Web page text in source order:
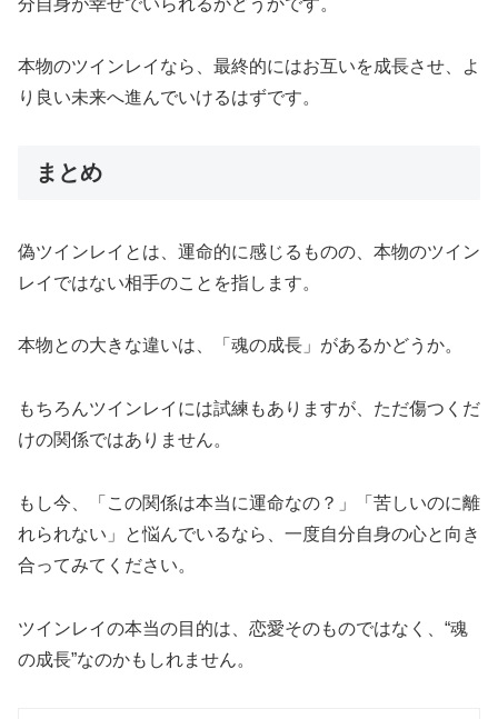
本物のツインレイなら、最終的にはお互いを成長させ、よ
り良い未来へ進んでいけるはずです。
まとめ
偽ツインレイとは、運命的に感じるものの、本物のツイン
レイではない相手のことを指します。
本物との大きな違いは、「魂の成長」があるかどうか。
もちろんツインレイには試練もありますが、ただ傷つくだ
けの関係ではありません。
もし今、「この関係は本当に運命なの？」「苦しいのに離
れられない」と悩んでいるなら、一度自分自身の心と向き
合ってみてください。
ツインレイの本当の目的は、恋愛そのものではなく、“魂
の成長”なのかもしれません。